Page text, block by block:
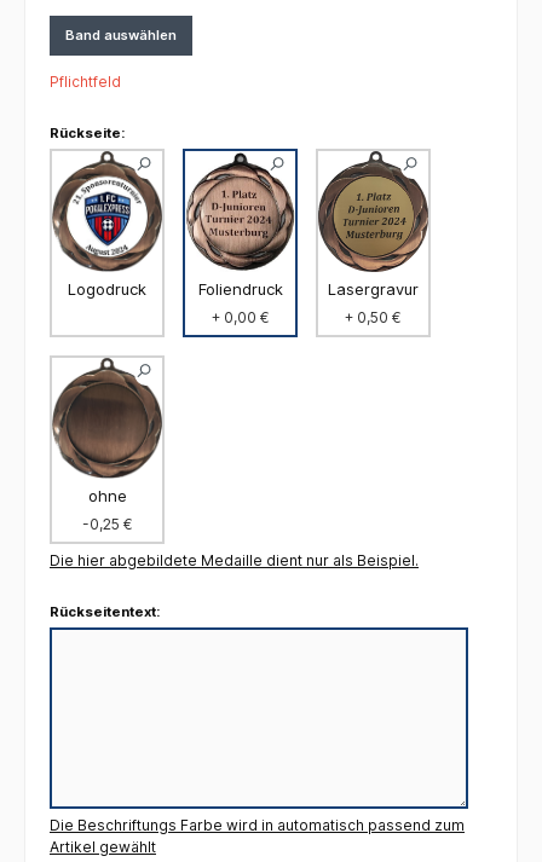
Band auswählen
Pflichtfeld
Rückseite:
Logodruck Foliendruck
+ 0,00 €
Lasergravur
+ 0,50 €
ohne
-0,25 €
Die hier abgebildete Medaille dient nur als Beispiel.
Rückseitentext:
Die Beschriftungs Farbe wird in automatisch passend zum
Artikel gewählt